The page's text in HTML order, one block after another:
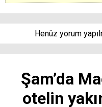
Henüz yorum
Şam’da
otelin